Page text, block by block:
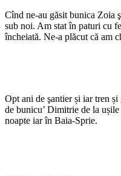
Cînd ne-au găsit bunica Zoia
sub noi. Am stat în paturi cu
încheiată. Ne-a plăcut că am
Opt ani de şantier și iar tren
de bunicu’ Dimitrie de la
noapte iar în Baia-Sprie.